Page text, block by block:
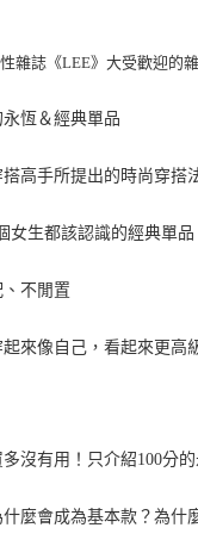
雜誌《LEE》大受歡迎的
恆＆經典單品
高手所提出的時尚穿搭
女生都該認識的經典單
不閒置
來像自己，看起來更高
沒有用！只介紹100分
麼會成為基本款？為什